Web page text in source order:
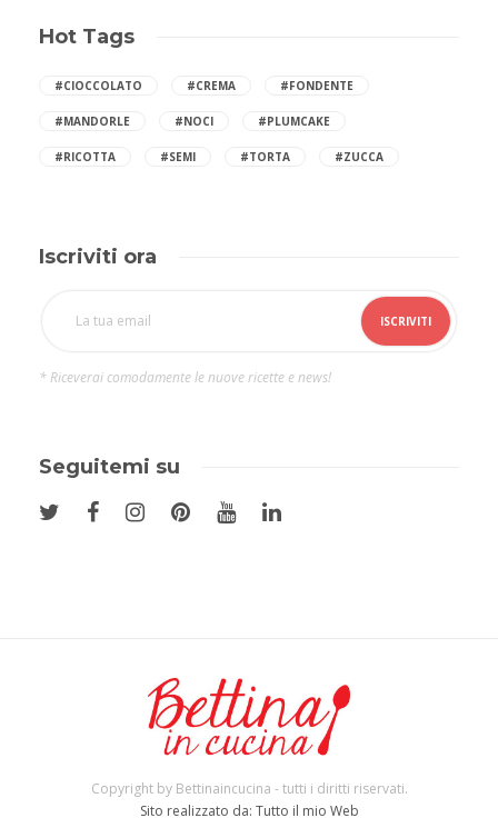
Hot Tags
#CIOCCOLATO #CREMA #FONDENTE
#MANDORLE #NOCI #PLUMCAKE
#RICOTTA #SEMI #TORTA #ZUCCA
Iscriviti ora
* Riceverai comodamente le nuove ricette e news!
Seguitemi su
Copyright by Bettinaincucina - tutti i diritti riservati.
Sito realizzato da: Tutto il mio Web